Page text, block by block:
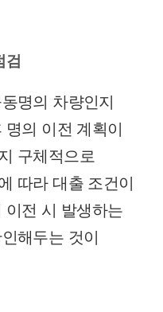
검
명의 차량인지
의 이전 계획이
구체적으로
따라 대출 조건이
이전 시 발생하는
해두는 것이